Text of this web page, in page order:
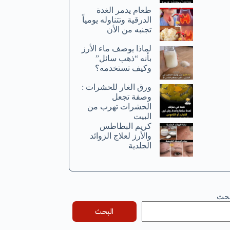
طعام يدمر الغدة
الدرقية وتتناوله يومياً
تجنبه من الأن
لماذا يوصف ماء الأرز
بأنه “ذهب سائل”
وكيف تستخدمه؟
ورق الغار للحشرات :
وصفة تجعل
الحشرات تهرب من
البيت
كريم البطاطس
والأرز لعلاج الزوائد
الجلدية
البحث